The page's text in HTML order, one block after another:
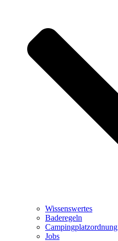
Wissenswertes
Baderegeln
Campingplatzordnung
Jobs